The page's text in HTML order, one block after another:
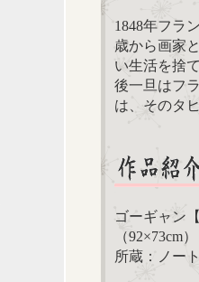
1848年フラ
歳から画家
い生活を捨
後一旦はフ
は、そのタ
ゴーギャン
（92×73cm）
所蔵：ノー